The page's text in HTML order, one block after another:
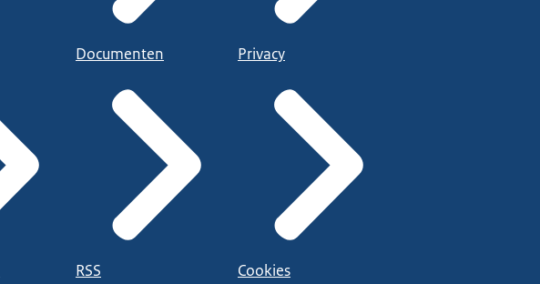
Documenten
RSS
Privacy
Cookies